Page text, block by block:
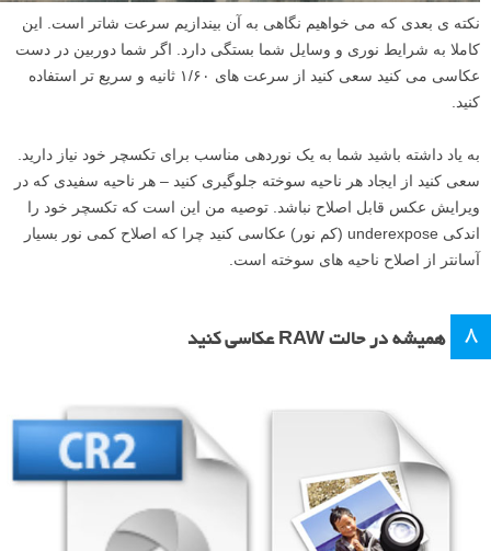
۷ سرعت شاتر
نکته ی بعدی که می خواهیم نگاهی به آن بیندازیم سرعت شاتر است. این
عکاسی می کنید سعی کنید از سرعت های ۱/۶۰ ثانیه و سریع تر استفاده
به یاد داشته باشید شما به یک نوردهی مناسب برای تکسچر خود نیاز دارید.
سعی کنید از ایجاد هر ناحیه سوخته جلوگیری کنید – هر ناحیه سفیدی که در
ویرایش عکس قابل اصلاح نباشد. توصیه من این است که تکسچر خود را